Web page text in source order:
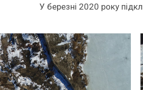
У березні 2020 року